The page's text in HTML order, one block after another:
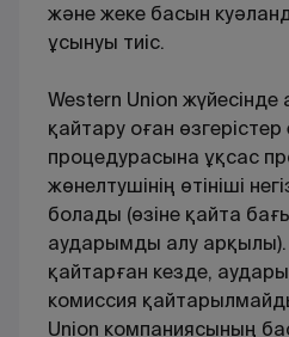
және жеке басын
ұсынуы тиіс.
Western Union
қайтару оған өзгерістер
процедурасына ұқсас
жөнелтушінің өтініші
болады (өзіне қайта
аударымды алу
қайтарған кезде,
комиссия
Union компаниясының